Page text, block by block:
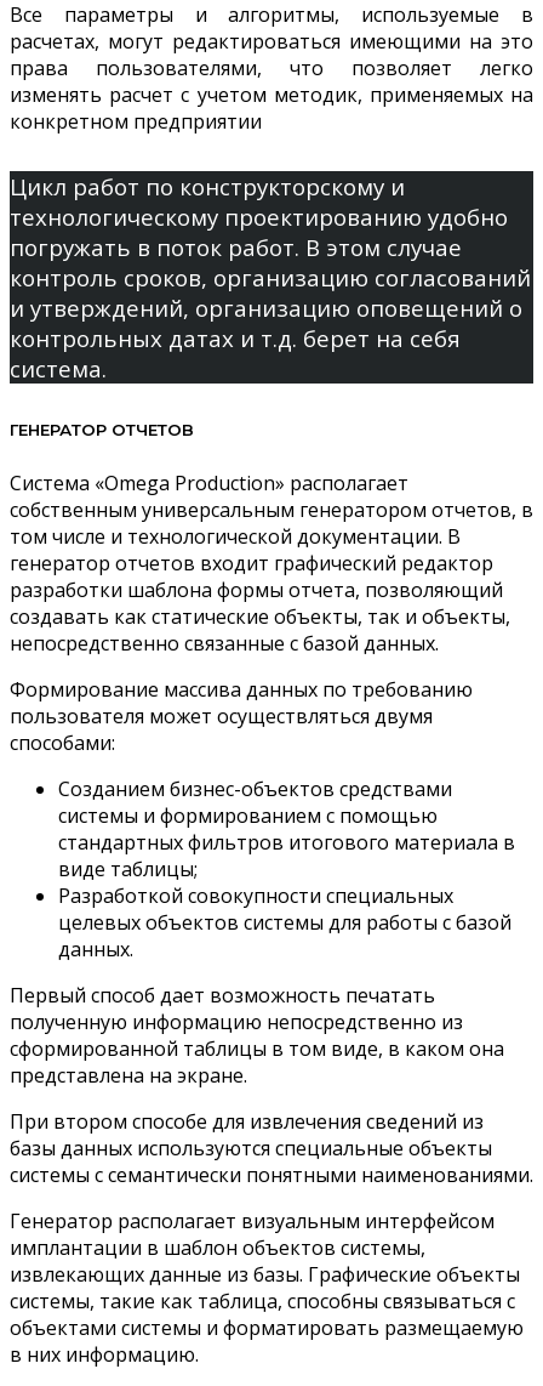
Все параметры и алгоритмы, используемые в
расчетах, могут редактироваться имеющими на это
права пользователями, что позволяет легко
изменять расчет с учетом методик, применяемых на
конкретном предприятии
Цикл работ по конструкторскому и
технологическому проектированию удобно
погружать в поток работ. В этом случае
контроль сроков, организацию согласований
и утверждений, организацию оповещений о
контрольных датах и т.д. берет на себя
система.
ГЕНЕРАТОР ОТЧЕТОВ
Система «Omega Production» располагает
собственным универсальным генератором отчетов, в
том числе и технологической документации. В
генератор отчетов входит графический редактор
разработки шаблона формы отчета, позволяющий
создавать как статические объекты, так и объекты,
непосредственно связанные с базой данных.
Формирование массива данных по требованию
пользователя может осуществляться двумя
способами:
Созданием бизнес-объектов средствами
системы и формированием с помощью
стандартных фильтров итогового материала в
виде таблицы;
Разработкой совокупности специальных
целевых объектов системы для работы с базой
данных.
Первый способ дает возможность печатать
полученную информацию непосредственно из
сформированной таблицы в том виде, в каком она
представлена на экране.
При втором способе для извлечения сведений из
базы данных используются специальные объекты
системы с семантически понятными наименованиями.
Генератор располагает визуальным интерфейсом
имплантации в шаблон объектов системы,
извлекающих данные из базы. Графические объекты
системы, такие как таблица, способны связываться с
объектами системы и форматировать размещаемую
в них информацию.